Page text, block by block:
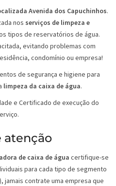
Avenida dos Capuchinhos.
nos serviços de limpeza e
tipos de reservatórios de água.
evitando problemas com
condomínio ou empresa!
de segurança e higiene para
limpeza da caixa de água.
e Certificado de execução do
atenção
de caixa de água certifique-se
para cada tipo de segmento
jamais contrate uma empresa que